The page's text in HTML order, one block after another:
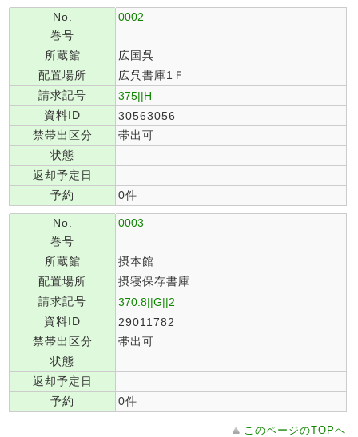
No.
0002
巻号
所蔵館
広国呉
配置場所
広呉書庫1Ｆ
請求記号
375||H
資料ID
30563056
禁帯出区分
帯出可
状態
返却予定日
予約
0件
No.
0003
巻号
所蔵館
摂本館
配置場所
摂寝保存書庫
請求記号
370.8||G||2
資料ID
29011782
禁帯出区分
帯出可
状態
返却予定日
予約
0件
このページのTOPへ